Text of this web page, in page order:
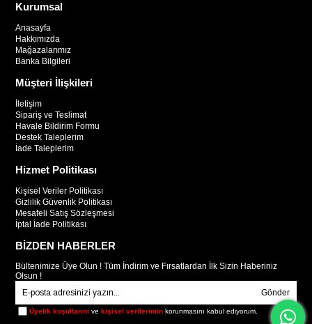
Kurumsal
Anasayfa
Hakkımızda
Mağazalarımız
Banka Bilgileri
Müşteri İlişkileri
İletişim
Sipariş ve Teslimat
Havale Bildirim Formu
Destek Taleplerim
İade Taleplerim
Hizmet Politikası
Kişisel Veriler Politikası
Gizlilik Güvenlik Politikası
Mesafeli Satış Sözleşmesi
İptal İade Politikası
BİZDEN HABERLER
Bültenimize Üye Olun ! Tüm İndirim ve Fırsatlardan İlk Sizin Haberiniz
Olsun !
Gönder
Üyelik koşullarını vekişisel verilerimin korunmasını kabul ediyorum.